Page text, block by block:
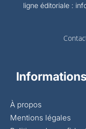
ligne éditoriale :
Informations
À propos
Mentions légales